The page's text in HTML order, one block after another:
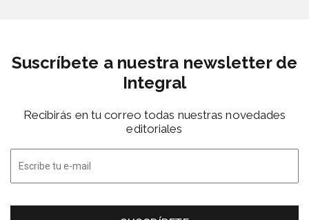
Suscríbete a nuestra newsletter de
Integral
Recibirás en tu correo todas nuestras novedades
editoriales